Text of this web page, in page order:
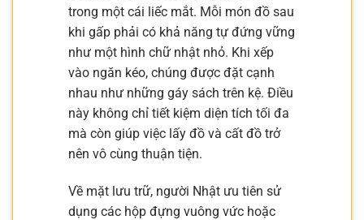
trong một cái liếc mắt. Mỗi món đồ sau
khi gấp phải có khả năng tự đứng vững
như một hình chữ nhật nhỏ. Khi xếp
vào ngăn kéo, chúng được đặt cạnh
nhau như những gáy sách trên kệ. Điều
này không chỉ tiết kiệm diện tích tối đa
mà còn giúp việc lấy đồ và cất đồ trở
nên vô cùng thuận tiện.
Về mặt lưu trữ, người Nhật ưu tiên sử
dụng các hộp đựng vuông vức hoặc